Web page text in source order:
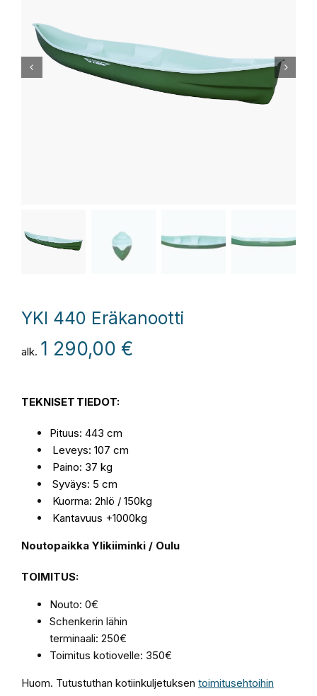
Laiturit
Valmistajat
YKI 440 Eräkanootti
alk. 1 290,00 €
TEKNISET TIEDOT:
Pituus: 443 cm
Leveys: 107 cm
Paino: 37 kg
Syväys: 5 cm
Kuorma: 2hlö / 150kg
Kantavuus +1000kg
Noutopaikka Ylikiiminki / Oulu
TOIMITUS:
Nouto: 0€
Schenkerin lähin
terminaali: 250€
Toimitus kotiovelle: 350€
Huom. Tutustuthan kotiinkuljetuksen toimitusehtoihin